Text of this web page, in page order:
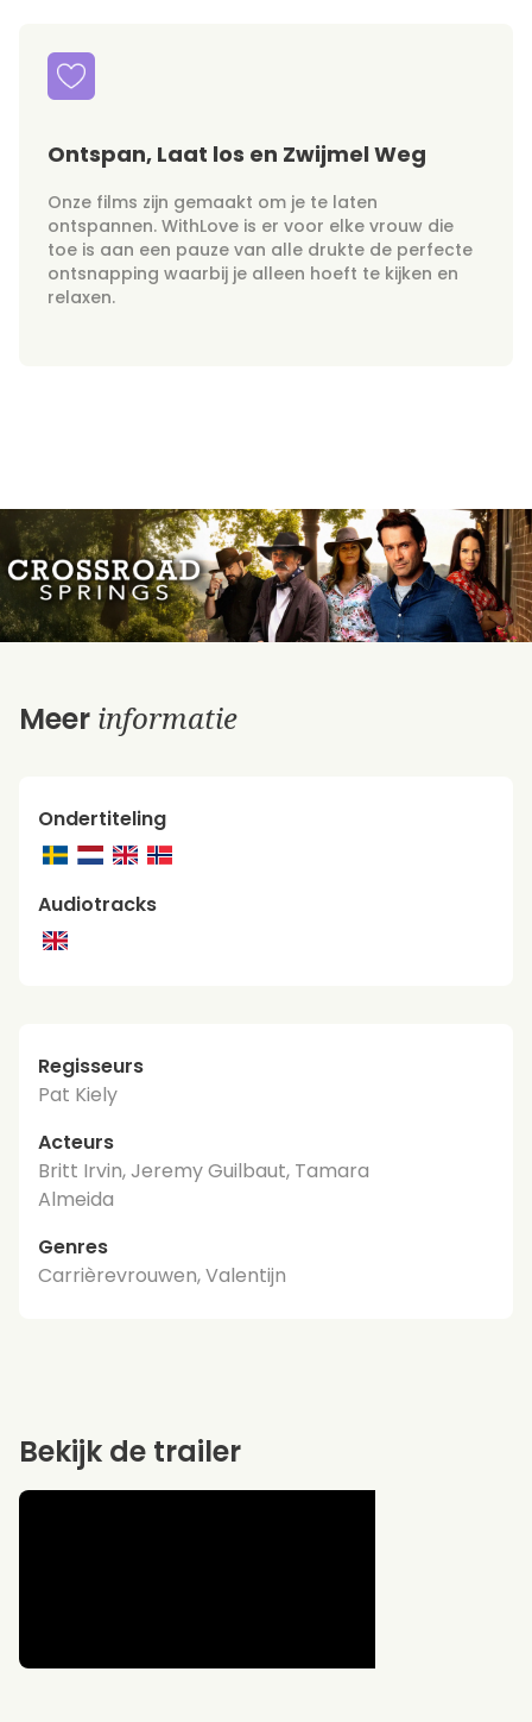
Ontspan, Laat los en Zwijmel Weg
Onze films zijn gemaakt om je te laten
ontspannen. WithLove is er voor elke vrouw die
toe is aan een pauze van alle drukte de perfecte
ontsnapping waarbij je alleen hoeft te kijken en
relaxen.
Meer informatie
Ondertiteling
Audiotracks
Regisseurs
Pat Kiely
Acteurs
Britt Irvin, Jeremy Guilbaut, Tamara
Almeida
Genres
Carrièrevrouwen, Valentijn
Bekijk de trailer